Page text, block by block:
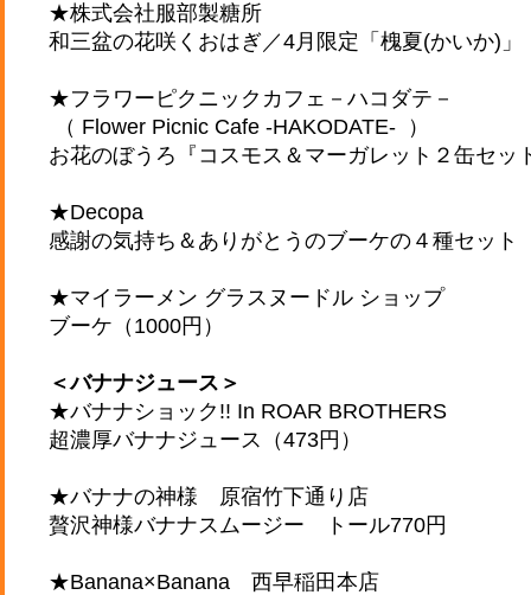
★株式会社服部製糖所
和三盆の花咲くおはぎ／4月限定「槐夏(かいか)」
★フラワーピクニックカフェ－ハコダテ－
（ Flower Picnic Cafe ‐HAKODATE- ）
お花のぼうろ『コスモス＆マーガレット２缶セッ
★Decopa
感謝の気持ち＆ありがとうのブーケの４種セット
★マイラーメン グラスヌードル ショップ
ブーケ（1000円）
＜バナナジュース＞
★バナナショック!! In ROAR BROTHERS
超濃厚バナナジュース（473円）
★バナナの神様 原宿竹下通り店
贅沢神様バナナスムージー トール770円
★Banana×Banana 西早稲田本店